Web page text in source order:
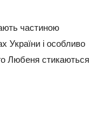
частиною
України і особливо
Любеня стикаються